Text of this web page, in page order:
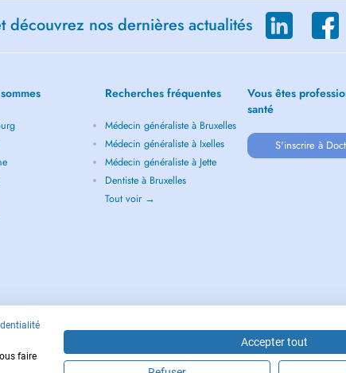
découvrez nos dernières actualités
Recherches fréquentes
Médecin généraliste à Bruxelles
Médecin généraliste à Ixelles
Médecin généraliste à Jette
Dentiste à Bruxelles
Tout voir →
Vous êtes
santé
S'inscrire à
faire
Accepter tout